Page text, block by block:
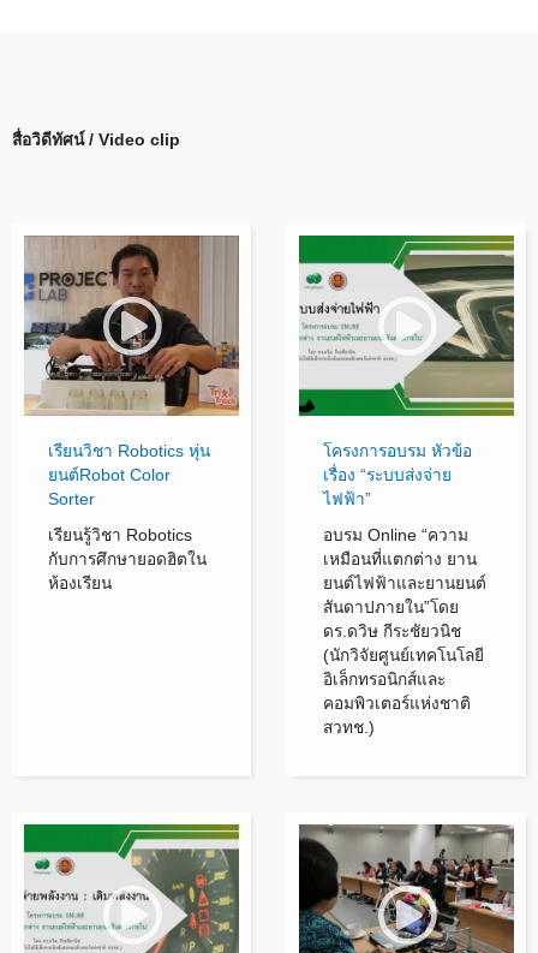
สื่อวิดีทัศน์ / Video clip
เรียนวิชา Robotics หุ่น
ยนต์Robot Color
Sorter
เรียนรู้วิชา Robotics
กับการศึกษายอดฮิตใน
ห้องเรียน
โครงการอบรม หัวข้อ
เรื่อง “ระบบส่งจ่าย
ไฟฟ้า”
อบรม Online “ความ
เหมือนที่แตกต่าง ยาน
ยนต์ไฟฟ้าและยานยนต์
สันดาปภายใน”โดย
ดร.ดวิษ กีระชัยวนิช
(นักวิจัยศูนย์เทคโนโลยี
อิเล็กทรอนิกส์และ
คอมพิวเตอร์แห่งชาติ
สวทช.)